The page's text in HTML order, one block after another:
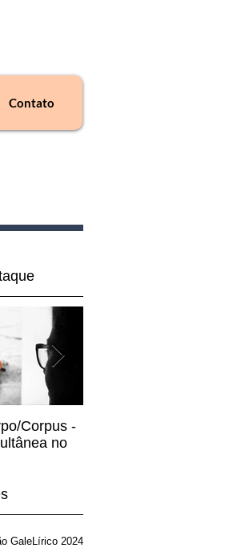
Contato
Corpus -
no
GaleLírico 2024!!!